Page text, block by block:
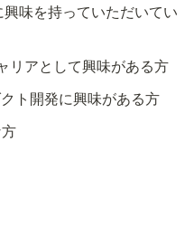
味を持っていただいてい
リアとして興味がある方
ト開発に興味がある方